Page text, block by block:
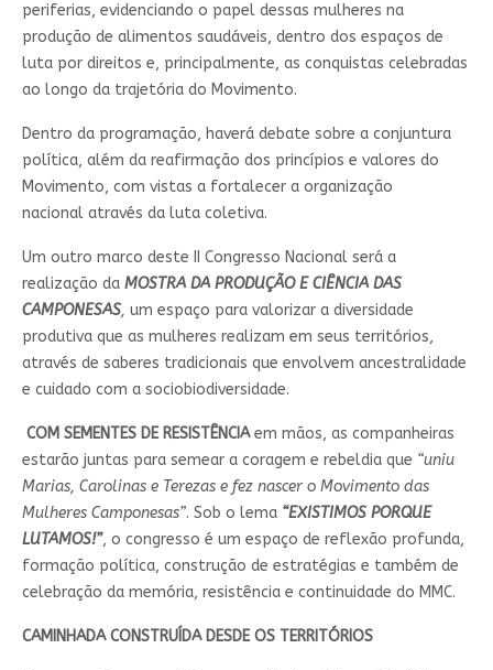
periferias, evidenciando o papel dessas mulheres na
produção de alimentos saudáveis, dentro dos espaços de
luta por direitos e, principalmente, as conquistas celebradas
ao longo da trajetória do Movimento.
Dentro da programação, haverá debate sobre a conjuntura
política, além da reafirmação dos princípios e valores do
Movimento, com vistas a fortalecer a organização
nacional através da luta coletiva.
Um outro marco deste II Congresso Nacional será a
realização da MOSTRA DA PRODUÇÃO E CIÊNCIA DAS
CAMPONESAS, um espaço para valorizar a diversidade
produtiva que as mulheres realizam em seus territórios,
através de saberes tradicionais que envolvem ancestralidade
e cuidado com a sociobiodiversidade.
COM SEMENTES DE RESISTÊNCIAem mãos, as companheiras
estarão juntas para semear a coragem e rebeldia que “uniu
Marias, Carolinas e Terezas e fez nascer o Movimento das
Mulheres Camponesas”. Sob o lema “EXISTIMOS PORQUE
LUTAMOS!”, o congresso é um espaço de reflexão profunda,
formação política, construção de estratégias e também de
celebração da memória, resistência e continuidade do MMC.
CAMINHADA CONSTRUÍDA DESDE OS TERRITÓRIOS